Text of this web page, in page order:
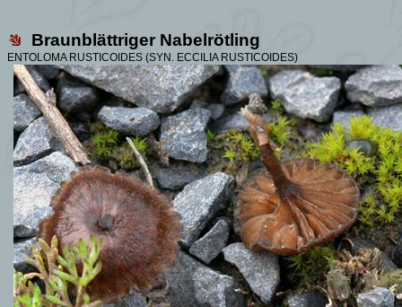
Braunblättriger Nabelrötling
ENTOLOMA RUSTICOIDES (SYN. ECCILIA RUSTICOIDES)